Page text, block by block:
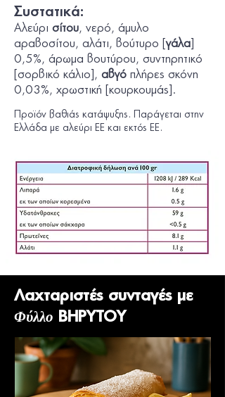
Συστατικά:
Αλεύρι σίτου, νερό, άµυλο
αραβοσίτου, αλάτι, βούτυρο [γάλα
0,5%, άρωµα βουτύρου, συντηρητικό
[σορβικό κάλιο], αβγό πλήρες σκόνη
0,03%, χρωστική [κουρκουµάς].
Προϊόν βαθιάς κατάψυξης. Παράγεται στην
Ελλάδα με αλεύρι ΕΕ και εκτός ΕΕ.
Λαχταριστές συνταγές με
Φύλλο ΒΗΡΥΤΟΥ